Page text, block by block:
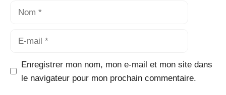
Enregistrer mon nom, mon e-mail et mon site dans
le navigateur pour mon prochain commentaire.